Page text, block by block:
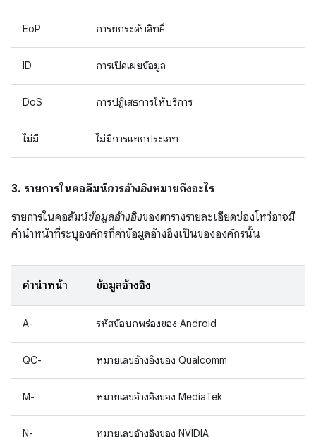
EoP การยกระดับสิทธิ์
ID การเปิดเผยข้อมูล
DoS การปฏิเสธการให้บริการ
ไม่มี ไม่มีการแยกประเภท
3. รายการในคอลัมน์การอ้างอิงหมายถึงอะไร
รายการในคอลัมน์ข้อมูลอ้างอิงของตารางรายละเอียดช่องโหว่อาจมี
คำนำหน้าที่ระบุองค์กรที่ค่าข้อมูลอ้างอิงเป็นขององค์กรนั้น
คำนำหน้า ข้อมูลอ้างอิง
A- รหัสข้อบกพร่องของ Android
QC- หมายเลขอ้างอิงของ Qualcomm
M- หมายเลขอ้างอิงของ MediaTek
N- หมายเลขอ้างอิงของ NVIDIA